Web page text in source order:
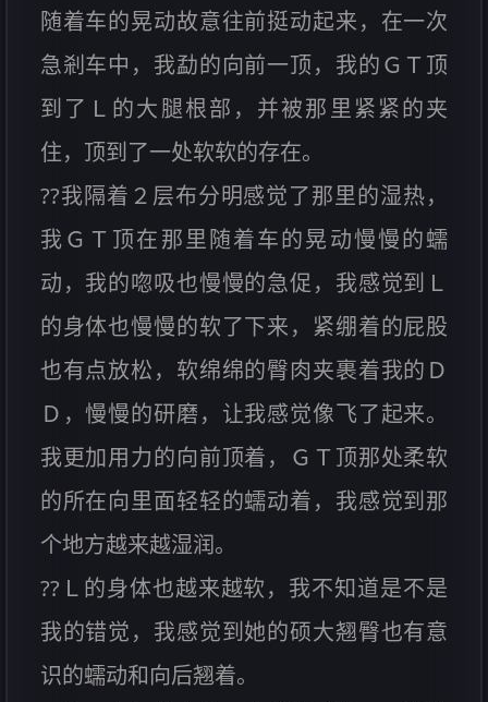
随着车的晃动故意往前挺动起来，在一次
急剎车中，我勐的向前一顶，我的ＧＴ顶
到了Ｌ的大腿根部，并被那里紧紧的夹
住，顶到了一处软软的存在。
??我隔着２层布分明感觉了那里的湿热，
我ＧＴ顶在那里随着车的晃动慢慢的蠕
动，我的唿吸也慢慢的急促，我感觉到Ｌ
的身体也慢慢的软了下来，紧绷着的屁股
也有点放松，软绵绵的臀肉夹裹着我的Ｄ
Ｄ，慢慢的研磨，让我感觉像飞了起来。
我更加用力的向前顶着，ＧＴ顶那处柔软
的所在向里面轻轻的蠕动着，我感觉到那
个地方越来越湿润。
??Ｌ的身体也越来越软，我不知道是不是
我的错觉，我感觉到她的硕大翘臀也有意
识的蠕动和向后翘着。